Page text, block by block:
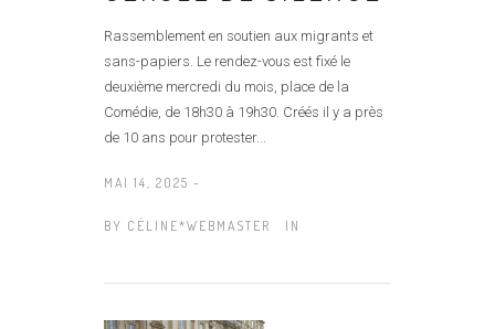
Rassemblement en soutien aux migrants et
sans-papiers. Le rendez-vous est fixé le
deuxième mercredi du mois, place de la
Comédie, de 18h30 à 19h30. Créés il y a près
de 10 ans pour protester...
MAI 14, 2025 -
BY CÉLINE*WEBMASTER IN